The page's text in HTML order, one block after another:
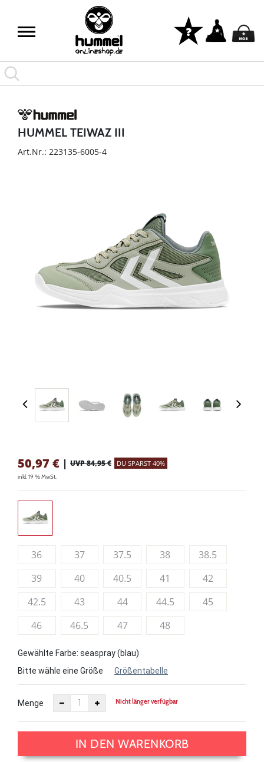
HUMMEL TEIWAZ III
Art.Nr.: 223135-6005-4
50,97 € | UVP 84,95 € DU SPARST 40%
inkl. 19 % MwSt.
36 37 37.5 38
38.5
39
40 40.5 41
42
42.5
43 44 44.5
45
46
46.5 47 48
Gewählte Farbe: seaspray (blau)
Bitte wähle eine Größe
Größentabelle
Menge Nicht länger verfügbar
IN DEN WARENKORB